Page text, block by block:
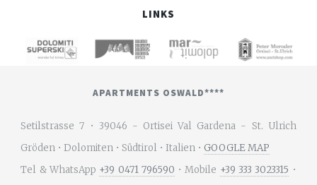
LINKS
APARTMENTS OSWALD****
Setilstrasse 7 • 39046 - Ortisei Val Gardena - St. Ulrich
Gröden • Dolomiten • Südtirol • Italien • GOOGLE MAP
Tel & WhatsApp +39 0471 796590 • Mobile +39 333 3023315 •